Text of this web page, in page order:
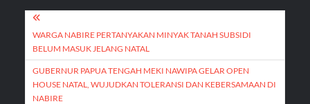
Navigasi
pos
WARGA NABIRE PERTANYAKAN MINYAK TANAH SUBSIDI
BELUM MASUK JELANG NATAL
GUBERNUR PAPUA TENGAH MEKI NAWIPA GELAR OPEN
HOUSE NATAL, WUJUDKAN TOLERANSI DAN KEBERSAMAAN DI
NABIRE